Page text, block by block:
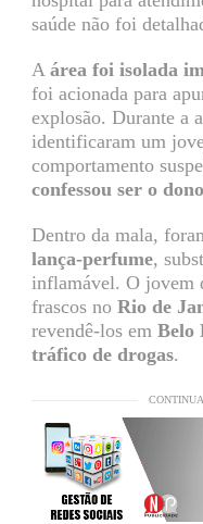
saúde não foi
A área foi isolada
foi acionada para
explosão. Durante a
identificaram um
comportamento
confessou ser o
Dentro da mala,
lança-perfume,
inflamável. O jovem
frascos no Rio de
revendê-los em Belo
tráfico de drogas.